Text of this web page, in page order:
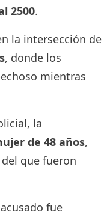
2500.
la intersección de
, donde los
mientras
la
de 48 años,
que fueron
fue